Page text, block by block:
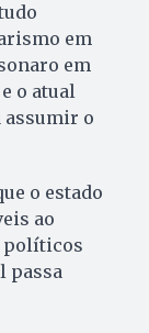
em
em
o atual
assumir o
o estado
ao
políticos
passa